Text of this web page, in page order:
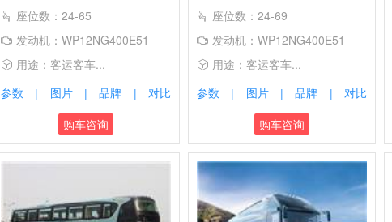
座位数：24-65
发动机：WP12NG400E51
用途：客运客车...
参数
| 图片 | 品牌 |
对比
购车咨询
座位数：24-69
发动机：WP12NG400E51
用途：客运客车...
参数
| 图片 | 品牌 |
对比
购车咨询